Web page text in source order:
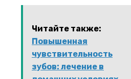
Читайте также:
Повышенная
чувствительность
зубов: лечение в